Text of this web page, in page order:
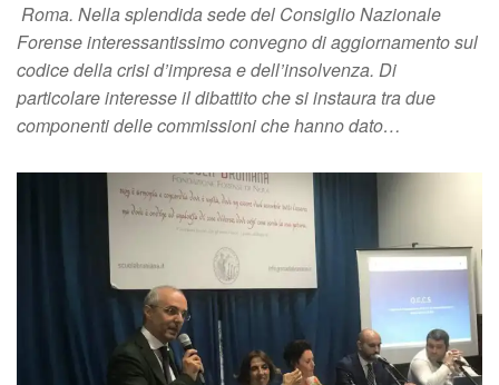
Roma. Nella splendida sede del Consiglio Nazionale
Forense interessantissimo convegno di aggiornamento sul
codice della crisi d’impresa e dell’insolvenza. Di
particolare interesse il dibattito che si instaura tra due
componenti delle commissioni che hanno dato…